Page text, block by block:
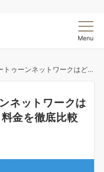
Menu
ークはどこで見れる？全視聴方法と料金を徹底比較
ネットワークは
金を徹底比較